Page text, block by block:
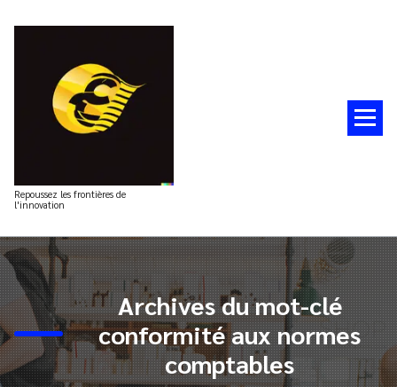
Repoussez les frontières de
l'innovation
Archives du mot-clé
conformité aux normes
comptables